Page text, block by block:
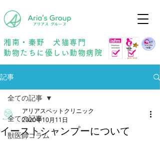
湘南・秦野 犬猫専門
動物たちに優しい動物病院
記事
全ての記事
獣医師コラム
全ての記事
イーストシャンプーについて
アリアスペットクリニック
2020年10月11日